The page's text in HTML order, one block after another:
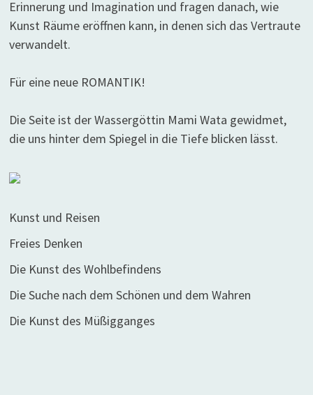
Erinnerung und Imagination und fragen danach, wie
Kunst Räume eröffnen kann, in denen sich das Vertraute
verwandelt.
Für eine neue ROMANTIK!
Die Seite ist der Wassergöttin Mami Wata gewidmet,
die uns hinter dem Spiegel in die Tiefe blicken lässt.
Kunst und Reisen
Freies Denken
Die Kunst des Wohlbefindens
Die Suche nach dem Schönen und dem Wahren
Die Kunst des Müßigganges